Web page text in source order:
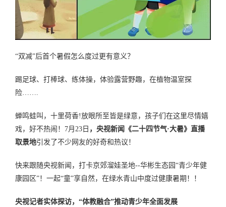
“双减”后首个暑假怎么度过更有意义？
踢足球、打棒球、练体操，体验露营野趣，在植物温室探
险…….
蝉鸣蛙叫，十里荷香!放眼所至皆是绿意，孩子们在这里尽情嬉
戏，好不热闹！ 7月 23 日 ，央视新闻《二十四节气·大暑》直播
取景地引发了不少网友的好奇和热议！
快来跟随央视新闻，打卡京郊溜娃圣地--华彬生态园“青少年健
康园区”！一起“童”享自然，在绿水青山中度过健康暑期！！
央视记者实体探访，“体教融合”推动青少年全面发展